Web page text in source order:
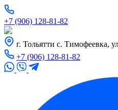
+7 (906) 128-81-82
г. Тольятти с. Тимофеевка,
+7 (906) 128-81-82